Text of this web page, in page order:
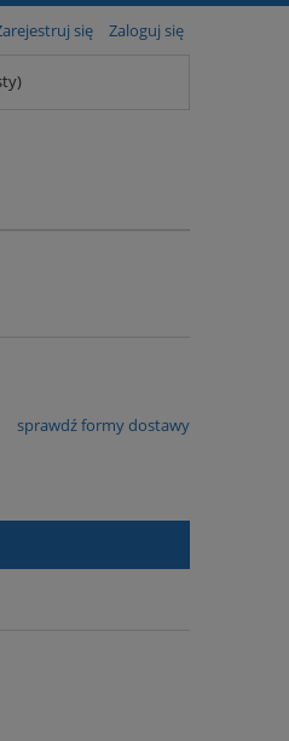
się Zaloguj się
sprawdź formy dostawy